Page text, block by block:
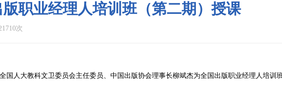
职业经理人培训班（第二期）授课
次
国人大教科文卫委员会主任委员、中国出版协会理事长柳斌杰为全国出版职业经理人培训